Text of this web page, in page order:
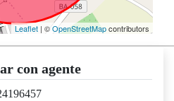
Leaflet | ©OpenStreetMapcontributors
con agente